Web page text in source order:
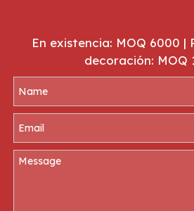
En existencia: MOQ 6000 |
decoración: MOQ